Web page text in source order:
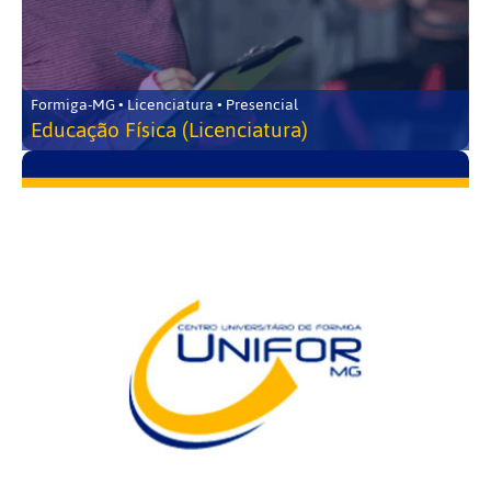
Formiga-MG • Licenciatura • Presencial
Educação Física (Licenciatura)